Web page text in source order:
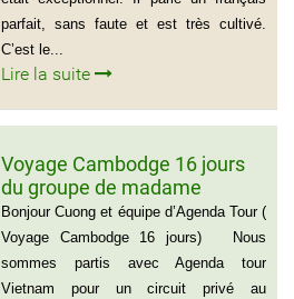
parfait, sans faute et est très cultivé.
C’est le...
Lire la suite
Voyage Cambodge 16 jours
du groupe de madame
Danielle et Monsieur Jean
Luc 0033 – 06 88 20 18 95
Bonjour Cuong et équipe d’Agenda Tour (
Voyage Cambodge 16 jours) Nous
sommes partis avec Agenda tour
Vietnam pour un circuit privé au